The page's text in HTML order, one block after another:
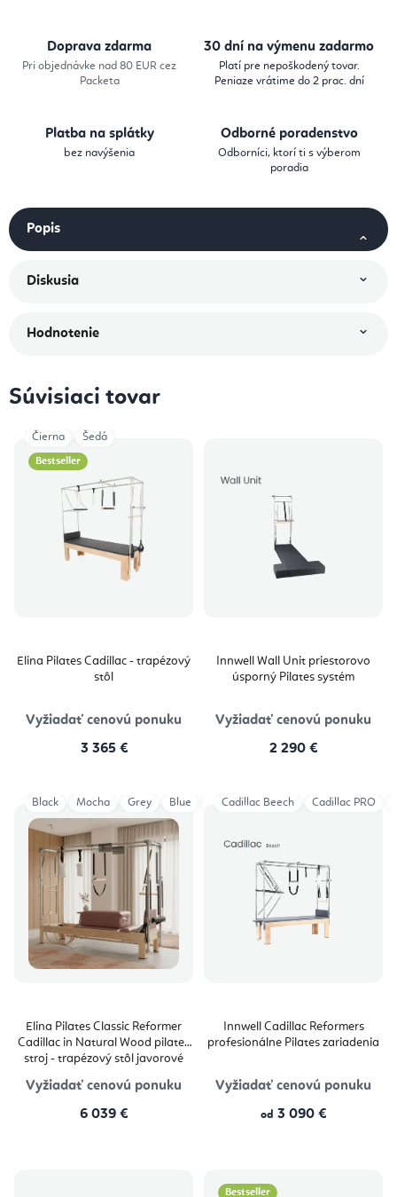
Doprava zdarma
Pri objednávke nad 80 EUR cez
Packeta
30 dní na výmenu zadarmo
Platí pre nepoškodený tovar.
Peniaze vrátime do 2 prac. dní
Platba na splátky
bez navýšenia
Odborné poradenstvo
Odborníci, ktorí ti s výberom
poradia
Popis
Diskusia
Hodnotenie
Súvisiaci tovar
Bestseller
Elina Pilates Cadillac - trapézový
stôl
Vyžiadať cenovú ponuku
3 365 €
Čierna Šedá
Innwell Wall Unit priestorovo
úsporný Pilates systém
Vyžiadať cenovú ponuku
2 290 €
Elina Pilates Classic Reformer
Cadillac in Natural Wood pilates
stroj - trapézový stôl javorové
Vyžiadať cenovú ponuku
6 039 €
Black Mocha Grey Blue Ivory Aged Rose Eucalyptus
Innwell Cadillac Reformers
profesionálne Pilates zariadenia
Vyžiadať cenovú ponuku
od 3 090 €
Cadillac Beech Cadillac PRO
Bestseller